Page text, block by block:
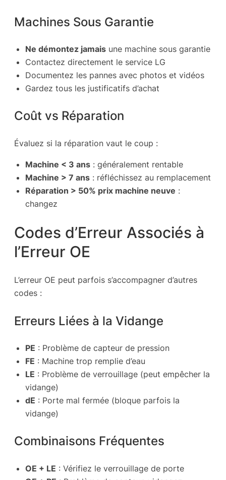
Machines Sous Garantie
Ne démontez jamais une machine sous garantie
Contactez directement le service LG
Documentez les pannes avec photos et vidéos
Gardez tous les justificatifs d’achat
Coût vs Réparation
Évaluez si la réparation vaut le coup :
Machine < 3 ans : généralement rentable
Machine > 7 ans : réfléchissez au remplacement
Réparation > 50% prix machine neuve :
changez
Codes d’Erreur Associés à
l’Erreur OE
L’erreur OE peut parfois s’accompagner d’autres
codes :
Erreurs Liées à la Vidange
PE : Problème de capteur de pression
FE : Machine trop remplie d’eau
LE : Problème de verrouillage (peut empêcher la
vidange)
dE : Porte mal fermée (bloque parfois la
vidange)
Combinaisons Fréquentes
OE + LE : Vérifiez le verrouillage de porte